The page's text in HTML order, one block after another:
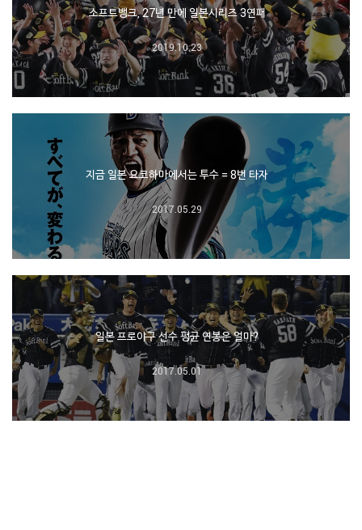
소프트뱅크, 27년 만에 일본시리즈 3연패
2019.10.23
지금 일본 요코하마에서는 투수 = 8번 타자
2017.05.29
일본 프로야구 선수 평균 연봉은 얼마?
2017.05.01